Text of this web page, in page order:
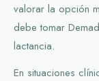
valorar la opción
debe tomar
lactancia.
En situaciones